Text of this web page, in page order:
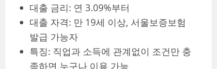
대출 금리: 연 3.09%부터
대출 자격: 만 19세 이상, 서울보증보험
발급 가능자
특징: 직업과 소득에 관계없이 조건만 충
족하면 누구나 이용 가능